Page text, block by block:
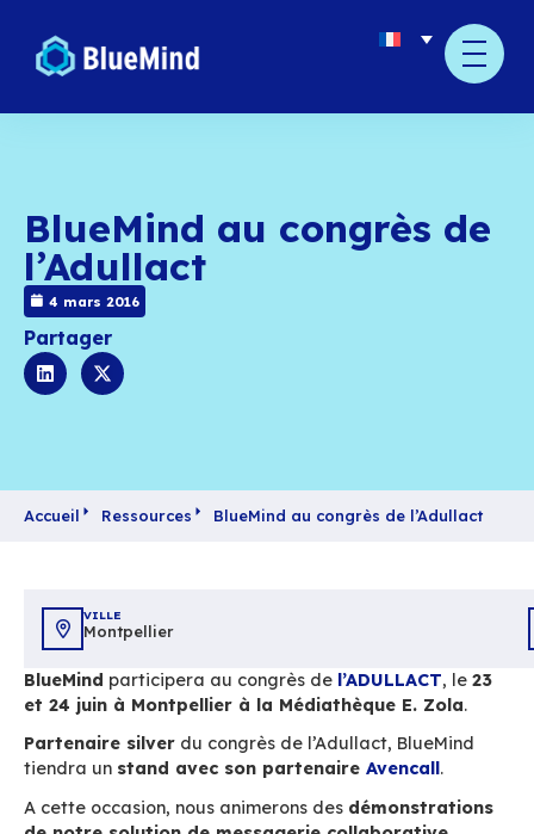
BlueMind au
l’Adullact
4 mars 2016
Accueil Ressources BlueMind au congrès de
VILLE